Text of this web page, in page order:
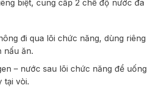
biệt, cung cấp 2 chế độ nước đa
đi qua lõi chức năng, dùng riêng
nấu ăn.
– nước sau lõi chức năng để uống
tại vòi.